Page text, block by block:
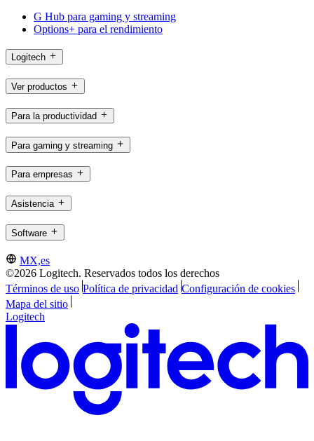
G Hub para gaming y streaming
Options+ para el rendimiento
Logitech
Ver productos
Para la productividad
Para gaming y streaming
Para empresas
Asistencia
Software
MX,es
©2026 Logitech. Reservados todos los derechos
Términos de uso Política de privacidad Configuración de cookies
Mapa del sitio
Logitech